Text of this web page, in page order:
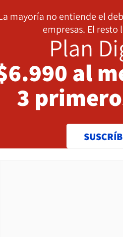
mayoría no entiende el
empresas. El resto
Plan
al
3